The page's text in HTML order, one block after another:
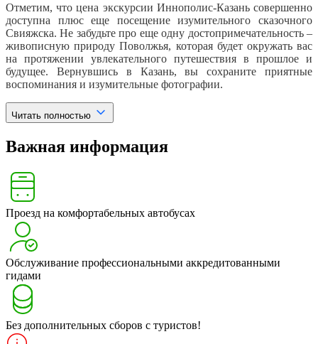
Отметим, что цена экскурсии Иннополис-Казань совершенно
доступна плюс еще посещение изумительного сказочного
Свияжска. Не забудьте про еще одну достопримечательность –
живописную природу Поволжья, которая будет окружать вас
на протяжении увлекательного путешествия в прошлое и
будущее. Вернувшись в Казань, вы сохраните приятные
воспоминания и изумительные фотографии.
Читать полностью
Важная информация
Проезд на комфортабельных автобусах
Обслуживание профессиональными аккредитованными
гидами
Без дополнительных сборов с туристов!